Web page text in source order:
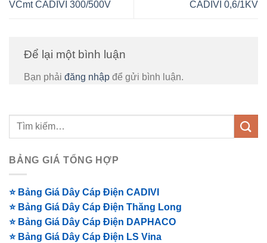
VCmt CADIVI 300/500V
CADIVI 0,6/1KV
Để lại một bình luận
Bạn phải đăng nhập để gửi bình luận.
BẢNG GIÁ TỔNG HỢP
⭐ Bảng Giá Dây Cáp Điện CADIVI
⭐ Bảng Giá Dây Cáp Điện Thăng Long
⭐ Bảng Giá Dây Cáp Điện DAPHACO
⭐ Bảng Giá Dây Cáp Điện LS Vina